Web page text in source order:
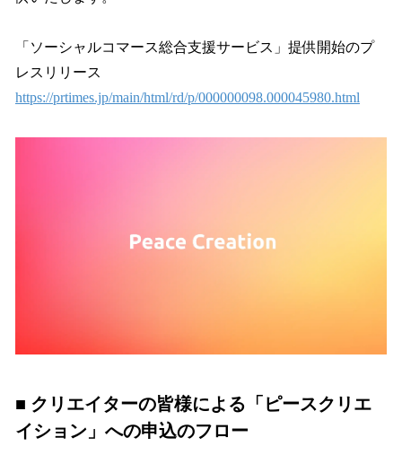
「ソーシャルコマース総合支援サービス」提供開始のプ
レスリリース
https://prtimes.jp/main/html/rd/p/000000098.000045980.html
■ クリエイターの皆様による「ピースクリエ
イション」への申込のフロー